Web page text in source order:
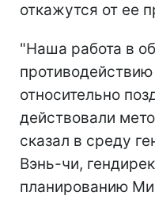
откажутся от ее
"Наша работа в
относительно
действовали
сказал в среду
Вэнь-чи,
планированию